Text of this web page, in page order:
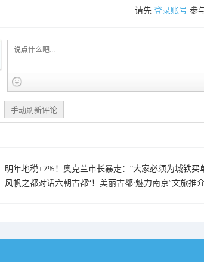
请先 登录账号 参
手动刷新评论
明年地税+7%！奥克兰市长暴走：“大家必须为城铁买单
风帆之都对话六朝古都“！美丽古都·魅力南京”文旅推